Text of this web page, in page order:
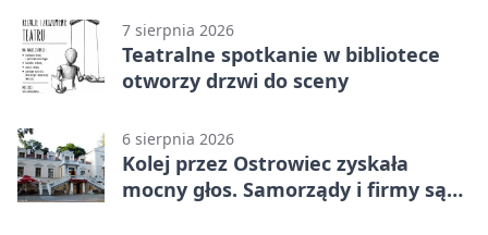
7 sierpnia 2026
Teatralne spotkanie w bibliotece
otworzy drzwi do sceny
6 sierpnia 2026
Kolej przez Ostrowiec zyskała
mocny głos. Samorządy i firmy są